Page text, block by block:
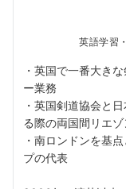
英語学習
・英国で一番大き
ー業務
・英国剣道協会と
る際の両国間リエゾ
・南ロンドンを基
プの代表